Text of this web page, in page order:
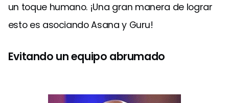
un toque humano. ¡Una gran manera de lograr
esto es asociando Asana y Guru!
Evitando un equipo abrumado